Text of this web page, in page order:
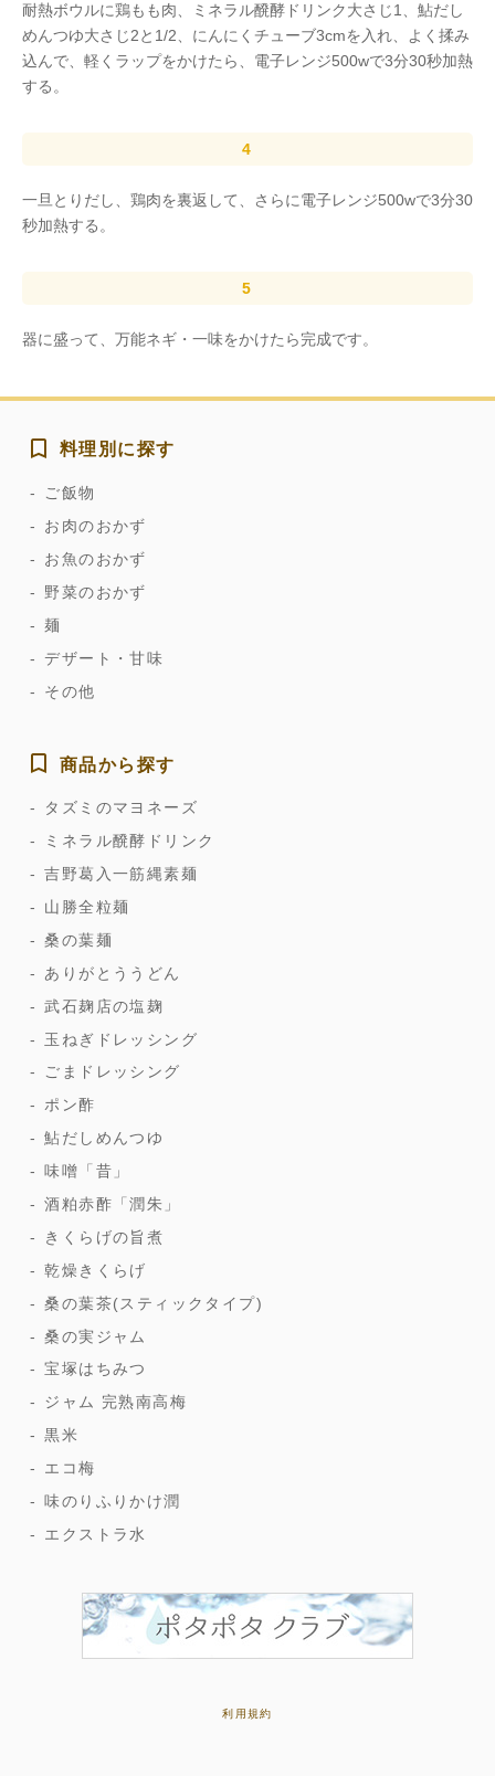
耐熱ボウルに鶏もも肉、ミネラル醗酵ドリンク大さじ1、鮎だし
めんつゆ大さじ2と1/2、にんにくチューブ3cmを入れ、よく揉み
込んで、軽くラップをかけたら、電子レンジ500wで3分30秒加熱
する。
一旦とりだし、鶏肉を裏返して、さらに電子レンジ500wで3分30
秒加熱する。
器に盛って、万能ネギ・一味をかけたら完成です。
料理別に探す
ご飯物
お肉のおかず
お魚のおかず
野菜のおかず
麺
デザート・甘味
その他
商品から探す
タズミのマヨネーズ
ミネラル醗酵ドリンク
吉野葛入一筋縄素麺
山勝全粒麺
桑の葉麺
ありがとううどん
武石麹店の塩麹
玉ねぎドレッシング
ごまドレッシング
ポン酢
鮎だしめんつゆ
味噌「昔」
酒粕赤酢「潤朱」
きくらげの旨煮
乾燥きくらげ
桑の葉茶(スティックタイプ)
桑の実ジャム
宝塚はちみつ
ジャム 完熟南高梅
黒米
エコ梅
味のりふりかけ潤
エクストラ水
利用規約